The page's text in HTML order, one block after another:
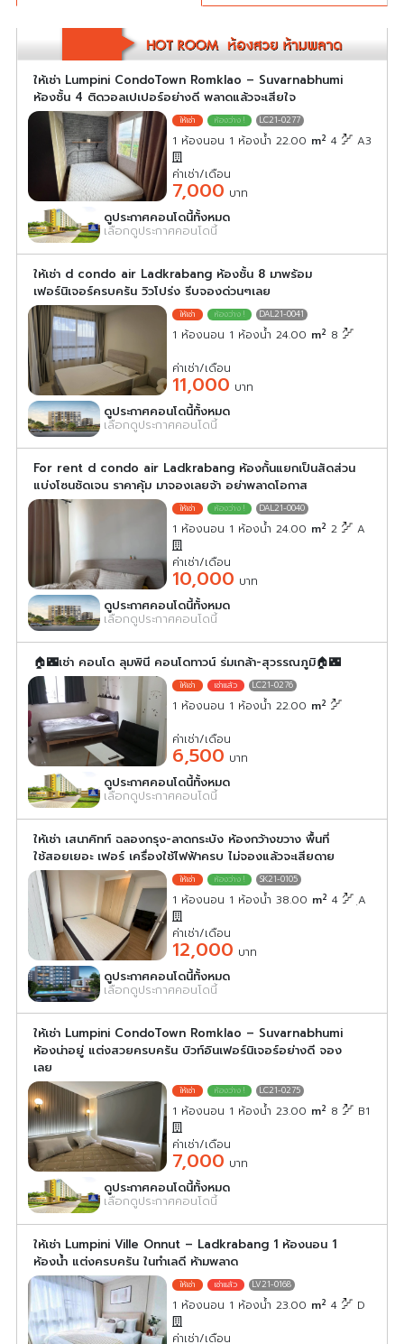
ให้เช่า Lumpini CondoTown Romklao – Suvarnabhumi
ห้องชั้น 4 ติดวอลเปเปอร์อย่างดี พลาดแล้วจะเสียใจ
LC21-0277
1 ห้องนอน 1 ห้องน้ำ 22.00 m2 4 A3
ค่าเช่า/เดือน
7,000 บาท
ดูประกาศคอนโดนี้ทั้งหมด
เลือกดูประกาศคอนโดนี้
ให้เช่า d condo air Ladkrabang ห้องชั้น 8 มาพร้อม
เฟอร์นิเจอร์ครบครัน วิวโปร่ง รีบจองด่วนๆเลย
DAL21-0041
1 ห้องนอน 1 ห้องน้ำ 24.00 m2 8
ค่าเช่า/เดือน
11,000 บาท
ดูประกาศคอนโดนี้ทั้งหมด
เลือกดูประกาศคอนโดนี้
For rent d condo air Ladkrabang ห้องกั้นแยกเป็นสัดส่วน
แบ่งโซนชัดเจน ราคาคุ้ม มาจองเลยจ้า อย่าพลาดโอกาส
DAL21-0040
1 ห้องนอน 1 ห้องน้ำ 24.00 m2 2 A
ค่าเช่า/เดือน
10,000 บาท
ดูประกาศคอนโดนี้ทั้งหมด
เลือกดูประกาศคอนโดนี้
🏠🌃เช่า คอนโด ลุมพินี คอนโดทาวน์ ร่มเกล้า-สุวรรณภูมิ🏠🌃
LC21-0276
1 ห้องนอน 1 ห้องน้ำ 22.00 m2
ค่าเช่า/เดือน
6,500 บาท
ดูประกาศคอนโดนี้ทั้งหมด
เลือกดูประกาศคอนโดนี้
ให้เช่า เสนาคิทท์ ฉลองกรุง-ลาดกระบัง ห้องกว้างขวาง พื้นที่
ใช้สอยเยอะ เฟอร์ เครื่องใช้ไฟฟ้าครบ ไม่จองแล้วจะเสียดาย
SK21-0105
1 ห้องนอน 1 ห้องน้ำ 38.00 m2 4 ฺA
ค่าเช่า/เดือน
12,000 บาท
ดูประกาศคอนโดนี้ทั้งหมด
เลือกดูประกาศคอนโดนี้
ให้เช่า Lumpini CondoTown Romklao – Suvarnabhumi
ห้องน่าอยู่ แต่งสวยครบครัน บิวท์อินเฟอร์นิเจอร์อย่างดี จอง
เลย
LC21-0275
1 ห้องนอน 1 ห้องน้ำ 23.00 m2 8 B1
ค่าเช่า/เดือน
7,000 บาท
ดูประกาศคอนโดนี้ทั้งหมด
เลือกดูประกาศคอนโดนี้
ให้เช่า Lumpini Ville Onnut – Ladkrabang 1 ห้องนอน 1
ห้องน้ำ แต่งครบครัน ในทำเลดี ห้ามพลาด
LV21-0168
1 ห้องนอน 1 ห้องน้ำ 23.00 m2 4 D
ค่าเช่า/เดือน